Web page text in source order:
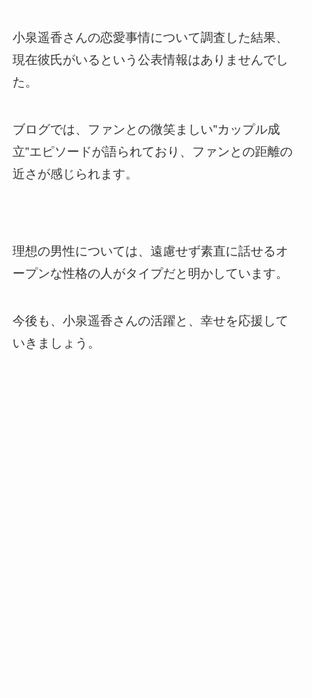
小泉遥香さんの恋愛事情について調査した結果、
現在彼氏がいるという公表情報はありませんでし
た。
ブログでは、ファンとの微笑ましい”カップル成
立”エピソードが語られており、ファンとの距離の
近さが感じられます。
理想の男性については、遠慮せず素直に話せるオ
ープンな性格の人がタイプだと明かしています。
今後も、小泉遥香さんの活躍と、幸せを応援して
いきましょう。